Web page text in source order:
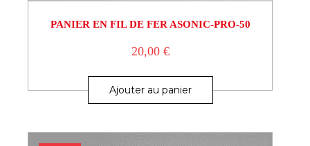
PANIER EN FIL DE FER ASONIC-PRO-50
20,00 €
Ajouter au panier